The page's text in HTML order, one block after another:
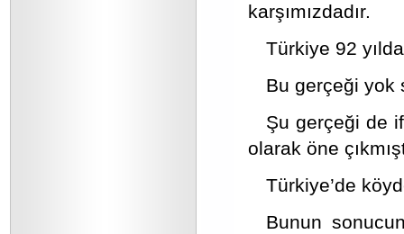
karşımızdadır.
Türkiye 92
Bu gerçeği yok
Şu gerçeği de
olarak öne
Türkiye’de
Bunun